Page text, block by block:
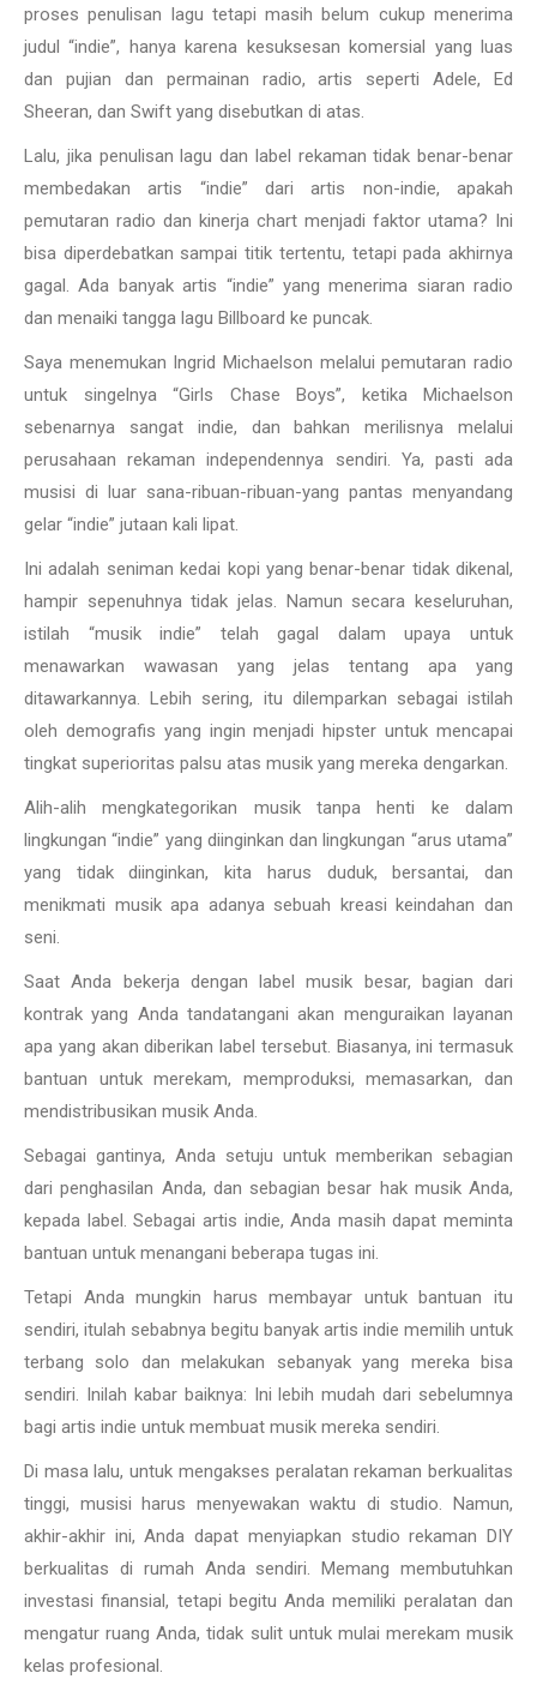
proses penulisan lagu tetapi masih belum cukup menerima
judul “indie”, hanya karena kesuksesan komersial yang luas
dan pujian dan permainan radio, artis seperti Adele, Ed
Sheeran, dan Swift yang disebutkan di atas.
Lalu, jika penulisan lagu dan label rekaman tidak benar-benar
membedakan artis “indie” dari artis non-indie, apakah
pemutaran radio dan kinerja chart menjadi faktor utama? Ini
bisa diperdebatkan sampai titik tertentu, tetapi pada akhirnya
gagal. Ada banyak artis “indie” yang menerima siaran radio
dan menaiki tangga lagu Billboard ke puncak.
Saya menemukan Ingrid Michaelson melalui pemutaran radio
untuk singelnya “Girls Chase Boys”, ketika Michaelson
sebenarnya sangat indie, dan bahkan merilisnya melalui
perusahaan rekaman independennya sendiri. Ya, pasti ada
musisi di luar sana-ribuan-ribuan-yang pantas menyandang
gelar “indie” jutaan kali lipat.
Ini adalah seniman kedai kopi yang benar-benar tidak dikenal,
hampir sepenuhnya tidak jelas. Namun secara keseluruhan,
istilah “musik indie” telah gagal dalam upaya untuk
menawarkan wawasan yang jelas tentang apa yang
ditawarkannya. Lebih sering, itu dilemparkan sebagai istilah
oleh demografis yang ingin menjadi hipster untuk mencapai
tingkat superioritas palsu atas musik yang mereka dengarkan.
Alih-alih mengkategorikan musik tanpa henti ke dalam
lingkungan “indie” yang diinginkan dan lingkungan “arus utama”
yang tidak diinginkan, kita harus duduk, bersantai, dan
menikmati musik apa adanya sebuah kreasi keindahan dan
seni.
Saat Anda bekerja dengan label musik besar, bagian dari
kontrak yang Anda tandatangani akan menguraikan layanan
apa yang akan diberikan label tersebut. Biasanya, ini termasuk
bantuan untuk merekam, memproduksi, memasarkan, dan
mendistribusikan musik Anda.
Sebagai gantinya, Anda setuju untuk memberikan sebagian
dari penghasilan Anda, dan sebagian besar hak musik Anda,
kepada label. Sebagai artis indie, Anda masih dapat meminta
bantuan untuk menangani beberapa tugas ini.
Tetapi Anda mungkin harus membayar untuk bantuan itu
sendiri, itulah sebabnya begitu banyak artis indie memilih untuk
terbang solo dan melakukan sebanyak yang mereka bisa
sendiri. Inilah kabar baiknya: Ini lebih mudah dari sebelumnya
bagi artis indie untuk membuat musik mereka sendiri.
Di masa lalu, untuk mengakses peralatan rekaman berkualitas
tinggi, musisi harus menyewakan waktu di studio. Namun,
akhir-akhir ini, Anda dapat menyiapkan studio rekaman DIY
berkualitas di rumah Anda sendiri. Memang membutuhkan
investasi finansial, tetapi begitu Anda memiliki peralatan dan
mengatur ruang Anda, tidak sulit untuk mulai merekam musik
kelas profesional.